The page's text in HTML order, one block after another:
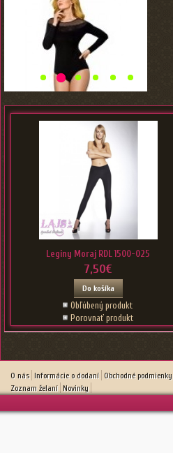
Leginy Moraj RDL 1500-025
7,50€
Do košíka
Obľúbený produkt
Porovnať produkt
O nás Informácie o dodaní Obchodné podmienky
Zoznam želaní Novinky